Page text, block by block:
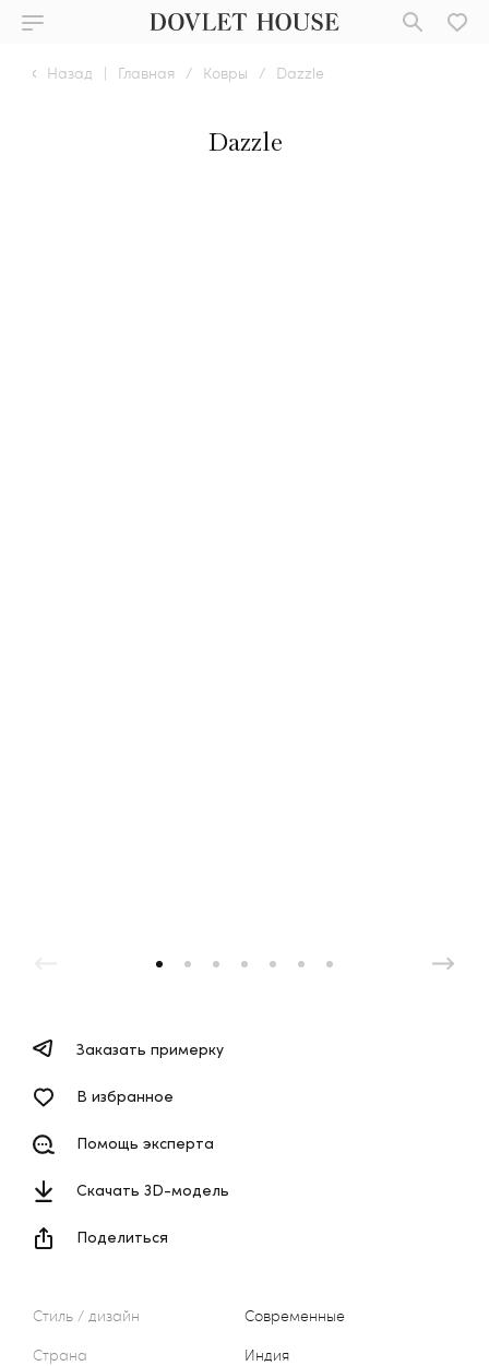
Назад | Главная / Ковры / Dazzle
Dazzle
Стиль / дизайн
Современные
Страна
Индия
Заказать примерку
В избранное
Помощь эксперта
Скачать 3D-модель
Поделиться